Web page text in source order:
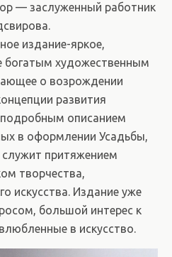
— заслуженный работник
издание-яркое,
богатым художественным
о возрождении
развития
описанием
в оформлении Усадьбы,
притяжением
творчества,
искусства. Издание уже
большой интерес к
в искусство.